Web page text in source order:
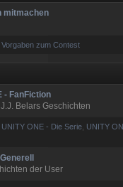
mitmachen
Vorgaben zum Contest
- FanFiction
Belars Geschichten
UNITY ONE - Die Serie UNITY
der User